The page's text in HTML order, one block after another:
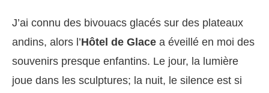
J’ai connu des bivouacs glacés sur des plateaux
andins, alors l’Hôtel de Glace a éveillé en moi des
souvenirs presque enfantins. Le jour, la lumière
joue dans les sculptures; la nuit, le silence est si